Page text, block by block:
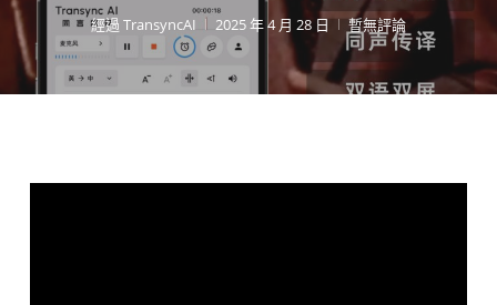
經過 TransyncAI 2025 年 4 月 28 日 暫無評論